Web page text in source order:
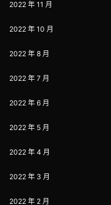
2022 年 11 月
2022 年 10 月
2022 年 8 月
2022 年 7 月
2022 年 6 月
2022 年 5 月
2022 年 4 月
2022 年 3 月
2022 年 2 月